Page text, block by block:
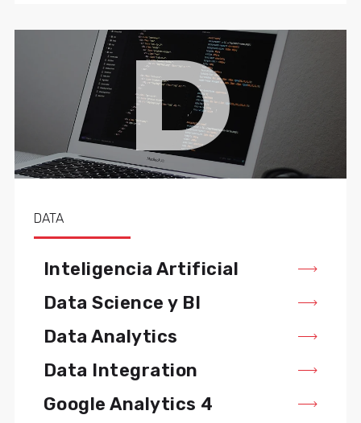
D
DATA
Inteligencia Artificial
Data Science y BI
Data Analytics
Data Integration
Google Analytics 4